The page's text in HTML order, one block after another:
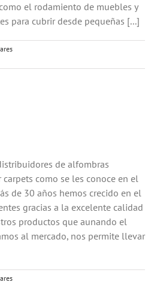
el rodamiento de muebles y
para cubrir desde pequeñas [...]
de alfombras
como se les conoce en el
de 30 años hemos crecido en el
gracias a la excelente calidad
productos que aunando el
al mercado, nos permite llevar